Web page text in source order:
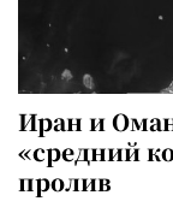
Иран и
«средний
пролив